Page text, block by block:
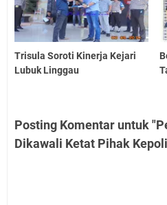
Trisula Soroti Kinerja Kejari
Lubuk Linggau
Posting Komentar untuk
Dikawali Ketat Pihak